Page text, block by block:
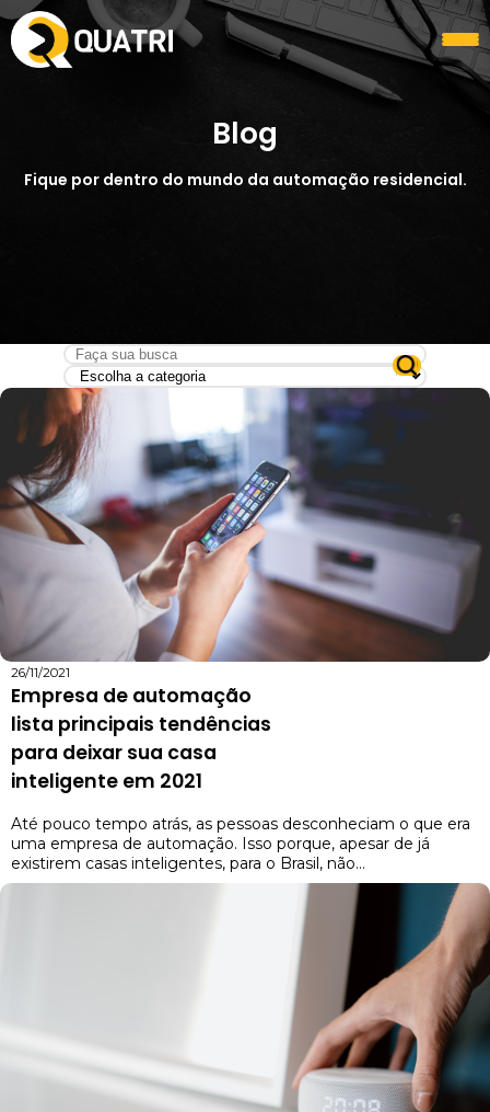
Blog
Fique por dentro do mundo da automação residencial.
26/11/2021
Empresa de automação
lista principais tendências
para deixar sua casa
inteligente em 2021
Até pouco tempo atrás, as pessoas desconheciam o que era
uma empresa de automação. Isso porque, apesar de já
existirem casas inteligentes, para o Brasil, não...